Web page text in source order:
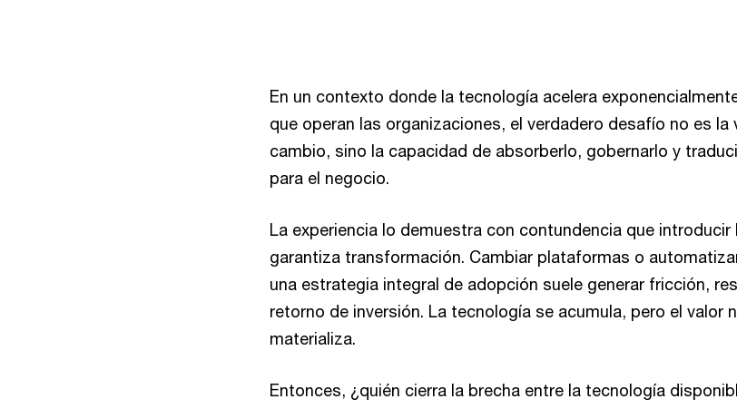
En un contexto donde la tecnología acelera
que operan las organizaciones, el verdadero desafío no es la
cambio, sino la capacidad de absorberlo, gobernarlo y
para el negocio.
La experiencia lo demuestra con contundencia que
garantiza transformación. Cambiar plataformas o
una estrategia integral de adopción suele generar fricción,
retorno de inversión. La tecnología se acumula, pero el valor
materializa.
Entonces, ¿quién cierra la brecha entre la tecnología